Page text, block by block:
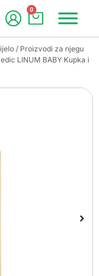
0
/ Proizvodi za njegu
LINUM BABY Kupka i